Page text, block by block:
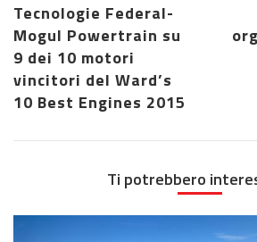
Tecnologie Federal-
Mogul Powertrain su
9 dei 10 motori
vincitori del Ward’s
10 Best Engines 2015
Ti potrebbero